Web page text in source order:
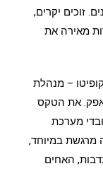
זוכים יקרים,
מאירה את
– מנהלת
אפק. את הטקס
מערכת
מרגשת במיוחד,
האחים